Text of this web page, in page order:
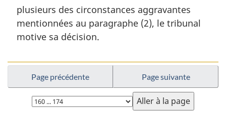
e
:
a
r
g
i
a
plusieurs des circonstances aggravantes
mentionnées au paragraphe (2), le tribunal
motive sa décision.
Page précédente Page suivante
Choisissez
la